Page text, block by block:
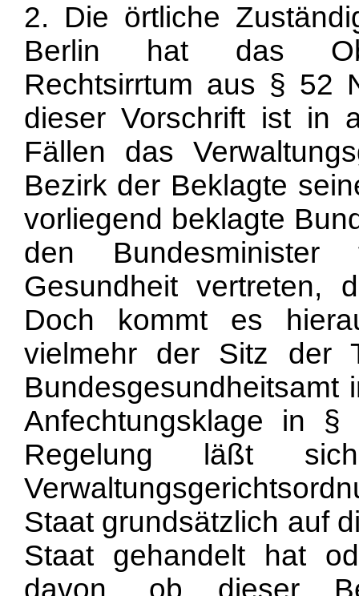
2. Die örtliche
Berlin hat das
Rechtsirrtum aus § 52
dieser Vorschrift ist in
Fällen das
Bezirk der Beklagte
vorliegend beklagte
den
Gesundheit vertreten,
Doch kommt es
vielmehr der Sitz der
Anfechtungsklage in
Regelung läßt
Staat grundsätzlich auf
Staat gehandelt hat
davon, ob dieser